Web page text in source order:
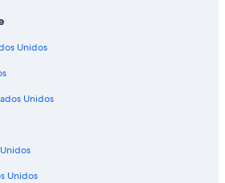
Orlando (ORL)
a Orlando (ORL)
a Orlando (ORL)
a Orlando (ORL)
Unidos
Unidos
Unidos